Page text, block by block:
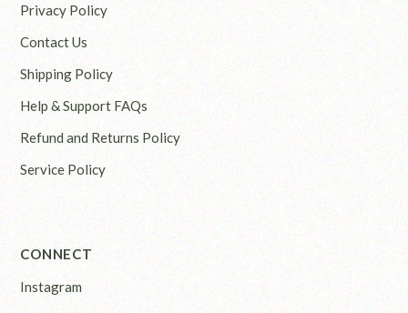
Privacy Policy
Contact Us
Shipping Policy
Help & Support FAQs
Refund and Returns Policy
Service Policy
CONNECT
Instagram